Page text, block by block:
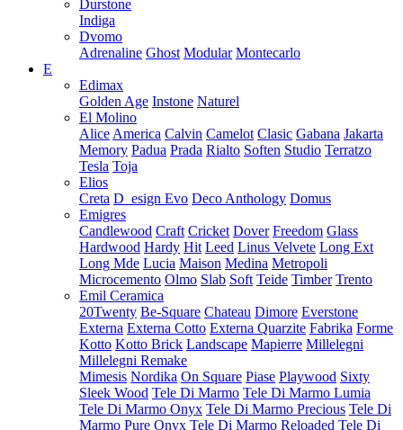
Durstone
Indiga
Dvomo
Adrenaline Ghost Modular Montecarlo
E
Edimax
Golden Age Instone Naturel
El Molino
Alice America Calvin Camelot Clasic Gabana Jakarta
Memory Padua Prada Rialto Soften Studio Terratzo
Tesla Toja
Elios
Creta D_esign Evo Deco Anthology Domus
Emigres
Candlewood Craft Cricket Dover Freedom Glass
Hardwood Hardy Hit Leed Linus Velvete Long Ext
Long Mde Lucia Maison Medina Metropoli
Microcemento Olmo Slab Soft Teide Timber Trento
Emil Ceramica
20Twenty Be-Square Chateau Dimore Everstone
Externa Externa Cotto Externa Quarzite Fabrika Forme
Kotto Kotto Brick Landscape Mapierre Millelegni
Millelegni Remake
Mimesis Nordika On Square Piase Playwood Sixty
Sleek Wood Tele Di Marmo Tele Di Marmo Lumia
Tele Di Marmo Onyx Tele Di Marmo Precious Tele Di
Marmo Pure Onyx Tele Di Marmo Reloaded Tele Di